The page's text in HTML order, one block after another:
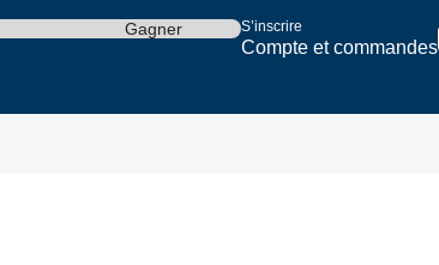
S’inscrire
Compte et commandes
Gagner